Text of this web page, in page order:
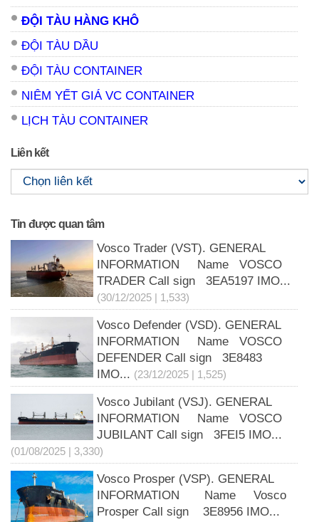
ĐỘI TÀU HÀNG KHÔ
ĐỘI TÀU DẦU
ĐỘI TÀU CONTAINER
NIÊM YẾT GIÁ VC CONTAINER
LỊCH TÀU CONTAINER
Liên kết
Tin được quan tâm
Vosco Trader (VST). GENERAL
INFORMATION Name VOSCO
TRADER Call sign 3EA5197 IMO...
(30/12/2025 | 1,533)
Vosco Defender (VSD). GENERAL
INFORMATION Name VOSCO
DEFENDER Call sign 3E8483
IMO... (23/12/2025 | 1,525)
Vosco Jubilant (VSJ). GENERAL
INFORMATION Name VOSCO
JUBILANT Call sign 3FEI5 IMO...
(01/08/2025 | 3,330)
Vosco Prosper (VSP). GENERAL
INFORMATION Name Vosco
Prosper Call sign 3E8956 IMO...